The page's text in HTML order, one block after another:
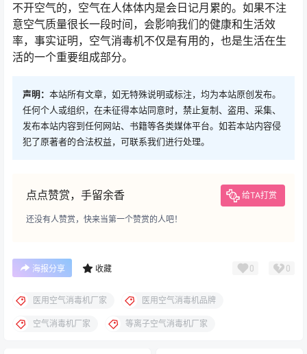
不开空气的，空气在人体体内是会日记月累的。如果不注
意空气质量很长一段时间，会影响我们的健康和生活效
率，事实证明，空气消毒机不仅是有用的，也是生活在生
活的一个重要组成部分。
声明： 本站所有文章，如无特殊说明或标注，均为本站原创发布。
任何个人或组织，在未征得本站同意时，禁止复制、盗用、采集、
发布本站内容到任何网站、书籍等各类媒体平台。如若本站内容侵
犯了原著者的合法权益，可联系我们进行处理。
点点赞赏，手留余香 给TA打赏
还没有人赞赏，快来当第一个赞赏的人吧！
海报分享 收藏 0 0
医用空气消毒机厂家 医用空气消毒机品牌
空气消毒机厂家 等离子空气消毒机厂家